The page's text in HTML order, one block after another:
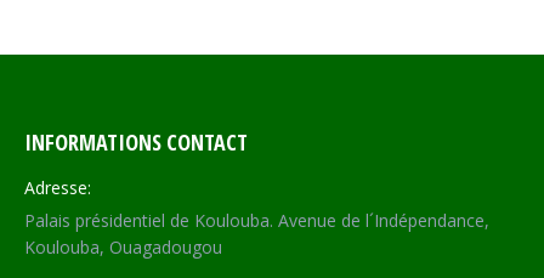
INFORMATIONS CONTACT
Adresse:
Palais présidentiel de Koulouba. Avenue de l´Indépendance,
Koulouba, Ouagadougou